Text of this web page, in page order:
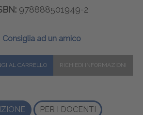
978888501949-2
Consiglia ad un amico
PER I DOCENTI